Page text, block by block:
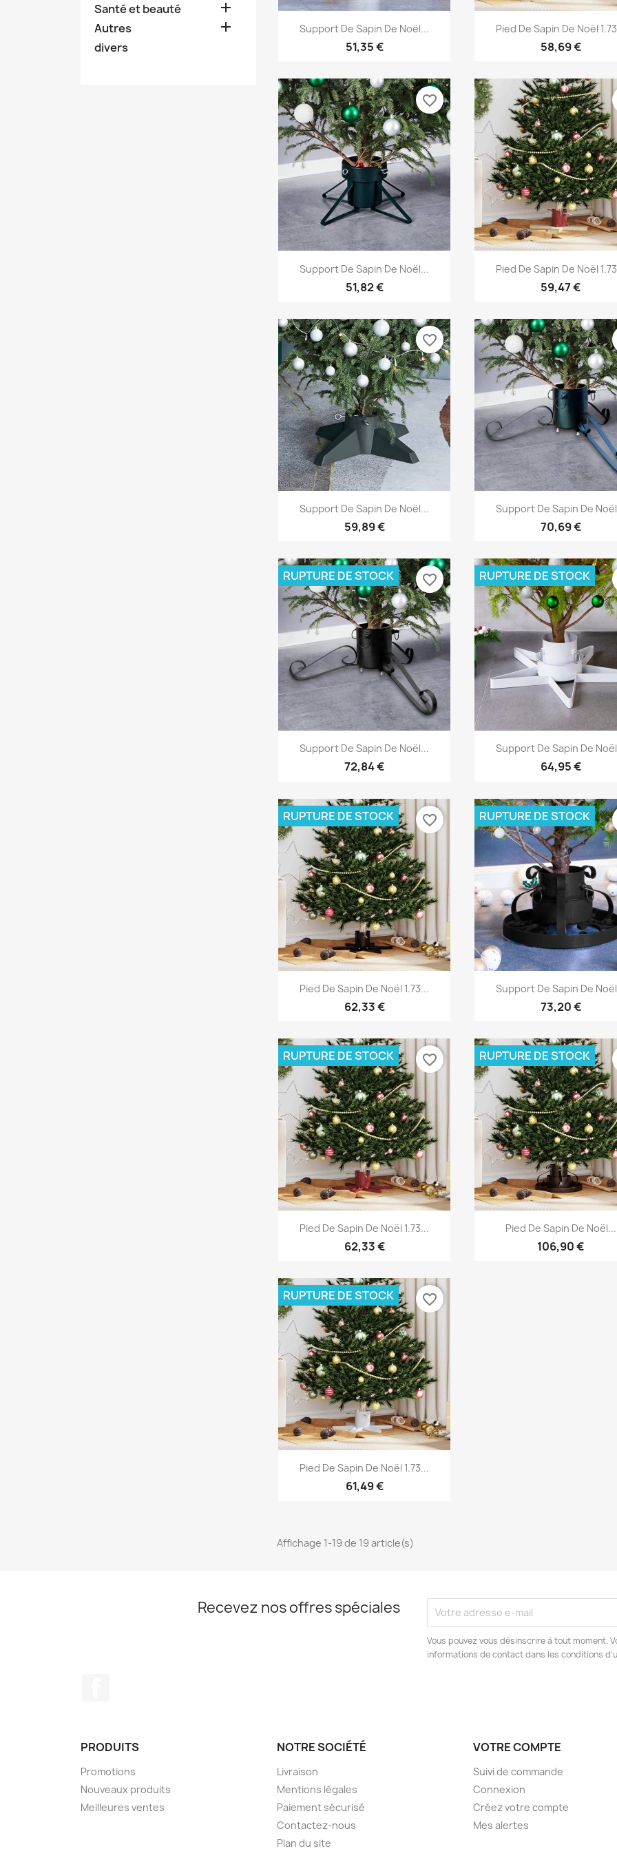
Santé et beauté 
Autres 
divers
Aperçu rapide
Support De Sapin De Noël...
51,35 €
Aperçu rapide
Pied De Sapin De Noël
58,69 €
Aperçu rapide
Support De Sapin De Noël...
51,82 €
favorite_border
Aperçu rapide
Pied De Sapin De Noël
59,47 €
Aperçu rapide
Support De Sapin De Noël...
59,89 €
favorite_border
Aperçu rapide
Support De Sapin De
70,69 €
Aperçu rapide
Support De Sapin De Noël...
72,84 €
RUPTURE DE STOCK favorite_border
Aperçu rapide
Support De Sapin De
64,95 €
RUPTURE DE STOCK
Aperçu rapide
Pied De Sapin De Noël 1.73...
62,33 €
RUPTURE DE STOCK favorite_border
Aperçu rapide
Support De Sapin De
73,20 €
RUPTURE DE STOCK
Aperçu rapide
Pied De Sapin De Noël 1.73...
62,33 €
RUPTURE DE STOCK favorite_border
Aperçu rapide
Pied De Sapin De Noël...
106,90 €
RUPTURE DE STOCK
Aperçu rapide
Pied De Sapin De Noël 1.73...
61,49 €
RUPTURE DE STOCK favorite_border
Affichage 1-19 de 19 article(s)
Recevez nos offres spéciales
Vous pouvez vous désinscrire à tout moment.
informations de contact dans les conditions
PRODUITS
Promotions
Nouveaux produits
Meilleures ventes
NOTRE SOCIÉTÉ
Livraison
Mentions légales
Paiement sécurisé
Contactez-nous
Plan du site
VOTRE COMPTE
Suivi de commande
Connexion
Créez votre compte
Mes alertes